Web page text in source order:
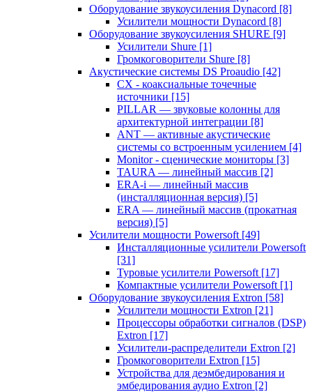
Оборудование звукоусиления Dynacord [8]
Усилители мощности Dynacord [8]
Оборудование звукоусиления SHURE [9]
Усилители Shure [1]
Громкоговорители Shure [8]
Акустические системы DS Proaudio [42]
CX - коаксиальные точечные
источники [15]
PILLAR — звуковые колонны для
архитектурной интеграции [8]
ANT — активные акустические
системы со встроенным усилением [4]
Monitor - сценические мониторы [3]
TAURA — линейный массив [2]
ERA-i — линейный массив
(инсталляционная версия) [5]
ERA — линейный массив (прокатная
версия) [5]
Усилители мощности Powersoft [49]
Инсталляционные усилители Powersoft
[31]
Туровые усилители Powersoft [17]
Компактные усилители Powersoft [1]
Оборудование звукоусиления Extron [58]
Усилители мощности Extron [21]
Процессоры обработки сигналов (DSP)
Extron [17]
Усилители-распределители Extron [2]
Громкоговорители Extron [15]
Устройства для деэмбедирования и
эмбедирования аудио Extron [2]